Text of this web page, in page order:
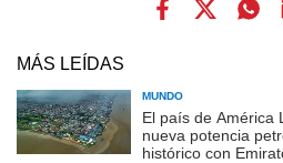
MÁS LEÍDAS
MUNDO
El país de América
nueva potencia
histórico con